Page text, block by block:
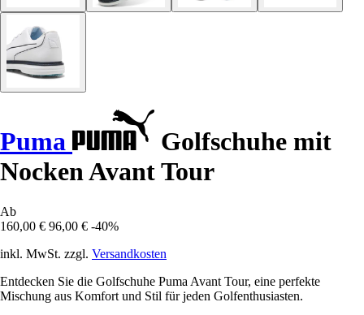
Puma
Golfschuhe mit
Nocken Avant Tour
Ab
160,00 € 96,00 € -40%
inkl. MwSt. zzgl. Versandkosten
Entdecken Sie die Golfschuhe Puma Avant Tour, eine perfekte
Mischung aus Komfort und Stil für jeden Golfenthusiasten.